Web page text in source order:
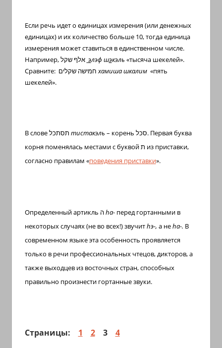
Если речь идет о единицах измерения (или денежных
единицах) и их количество больше 10, тогда единица
измерения может ставиться в единственном числе.
Например,
אלף שקל элэф шэкэль «тысяча шекелей».
Сравните:
חמישה שקליםхамиша шкалим «пять
шекелей».
В словеתסתכל тистакэль – корень סכל. Первая буква
корня поменялась местами с буквойת из приставки,
согласно правилам «поведения приставки».
Определенный артикль הhа- перед гортанными в
некоторых случаях (не во всех!) звучитhэ-, а неhа-. В
современном языке эта особенность проявляется
только в речи профессиональных чтецов, дикторов, а
также выходцев из восточных стран, способных
правильно произнести гортанные звуки.
Страницы: 1 2 3 4